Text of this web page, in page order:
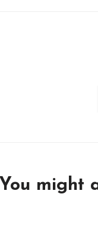
You might